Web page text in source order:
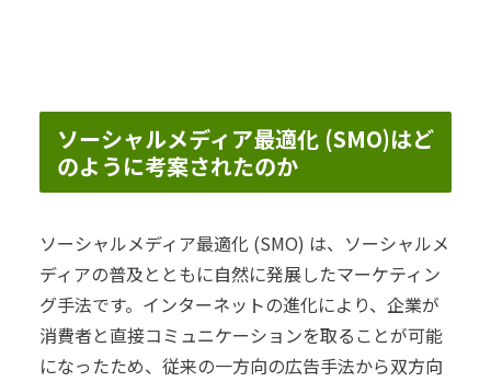
ソーシャルメディア最適化 (SMO)はど
のように考案されたのか
ソーシャルメディア最適化 (SMO) は、ソーシャルメ
ディアの普及とともに自然に発展したマーケティン
グ手法です。インターネットの進化により、企業が
消費者と直接コミュニケーションを取ることが可能
になったため、従来の一方向の広告手法から双方向